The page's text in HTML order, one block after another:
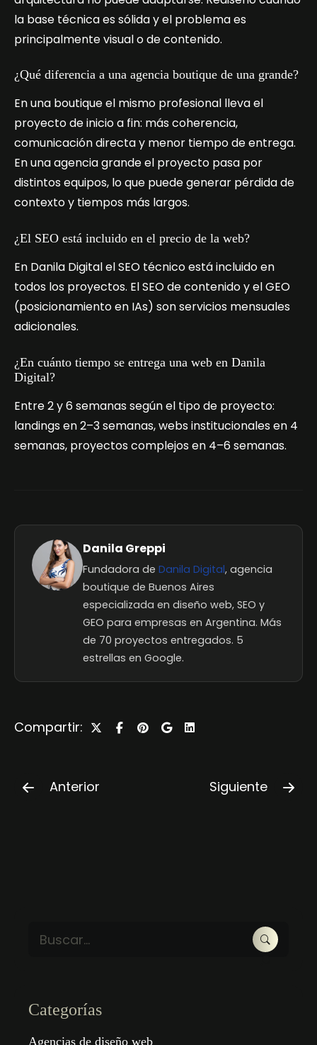
la base técnica es sólida y el problema es
principalmente visual o de contenido.
¿Qué diferencia a una agencia boutique de una grande?
En una boutique el mismo profesional lleva el
proyecto de inicio a fin: más coherencia,
comunicación directa y menor tiempo de entrega.
En una agencia grande el proyecto pasa por
distintos equipos, lo que puede generar pérdida de
contexto y tiempos más largos.
¿El SEO está incluido en el precio de la web?
En Danila Digital el SEO técnico está incluido en
todos los proyectos. El SEO de contenido y el GEO
(posicionamiento en IAs) son servicios mensuales
adicionales.
¿En cuánto tiempo se entrega una web en Danila
Digital?
Entre 2 y 6 semanas según el tipo de proyecto:
landings en 2–3 semanas, webs institucionales en 4
semanas, proyectos complejos en 4–6 semanas.
Danila Greppi
Fundadora de Danila Digital, agencia
boutique de Buenos Aires
especializada en diseño web, SEO y
GEO para empresas en Argentina. Más
de 70 proyectos entregados. 5
estrellas en Google.
Compartir:
Anterior Siguiente
Categorías
Agencias de diseño web